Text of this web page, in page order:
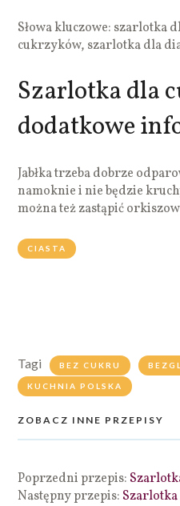
Słowa kluczowe: szarlotka
cukrzyków, szarlotka dla
Szarlotka dla
dodatkowe
Jabłka trzeba dobrze
namoknie i nie będzie
można też zastąpić
CIASTA
Tagi BEZ CUKRU
KUCHNIA POLSKA
ZOBACZ INNE PRZEPISY
Poprzedni przepis:
Następny przepis: Szarlotka